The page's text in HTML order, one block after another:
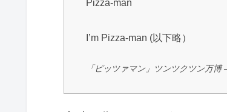
Pizza-man
I’m Pizza-man (以下略）
「ピッツァマン」ツンツクツン万